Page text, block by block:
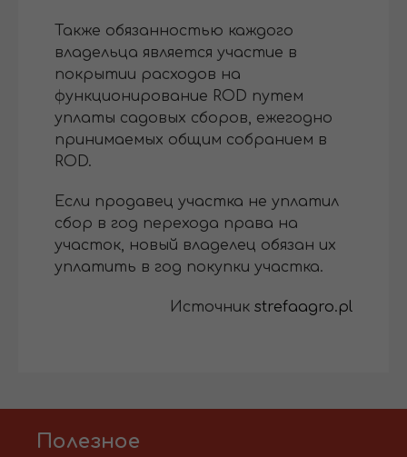
Также обязанностью каждого
владельца является участие в
покрытии расходов на
функционирование ROD путем
уплаты садовых сборов, ежегодно
принимаемых общим собранием в
ROD.
Если продавец участка не уплатил
сбор в год перехода права на
участок, новый владелец обязан их
уплатить в год покупки участка.
Источник strefaagro.pl
Полезное